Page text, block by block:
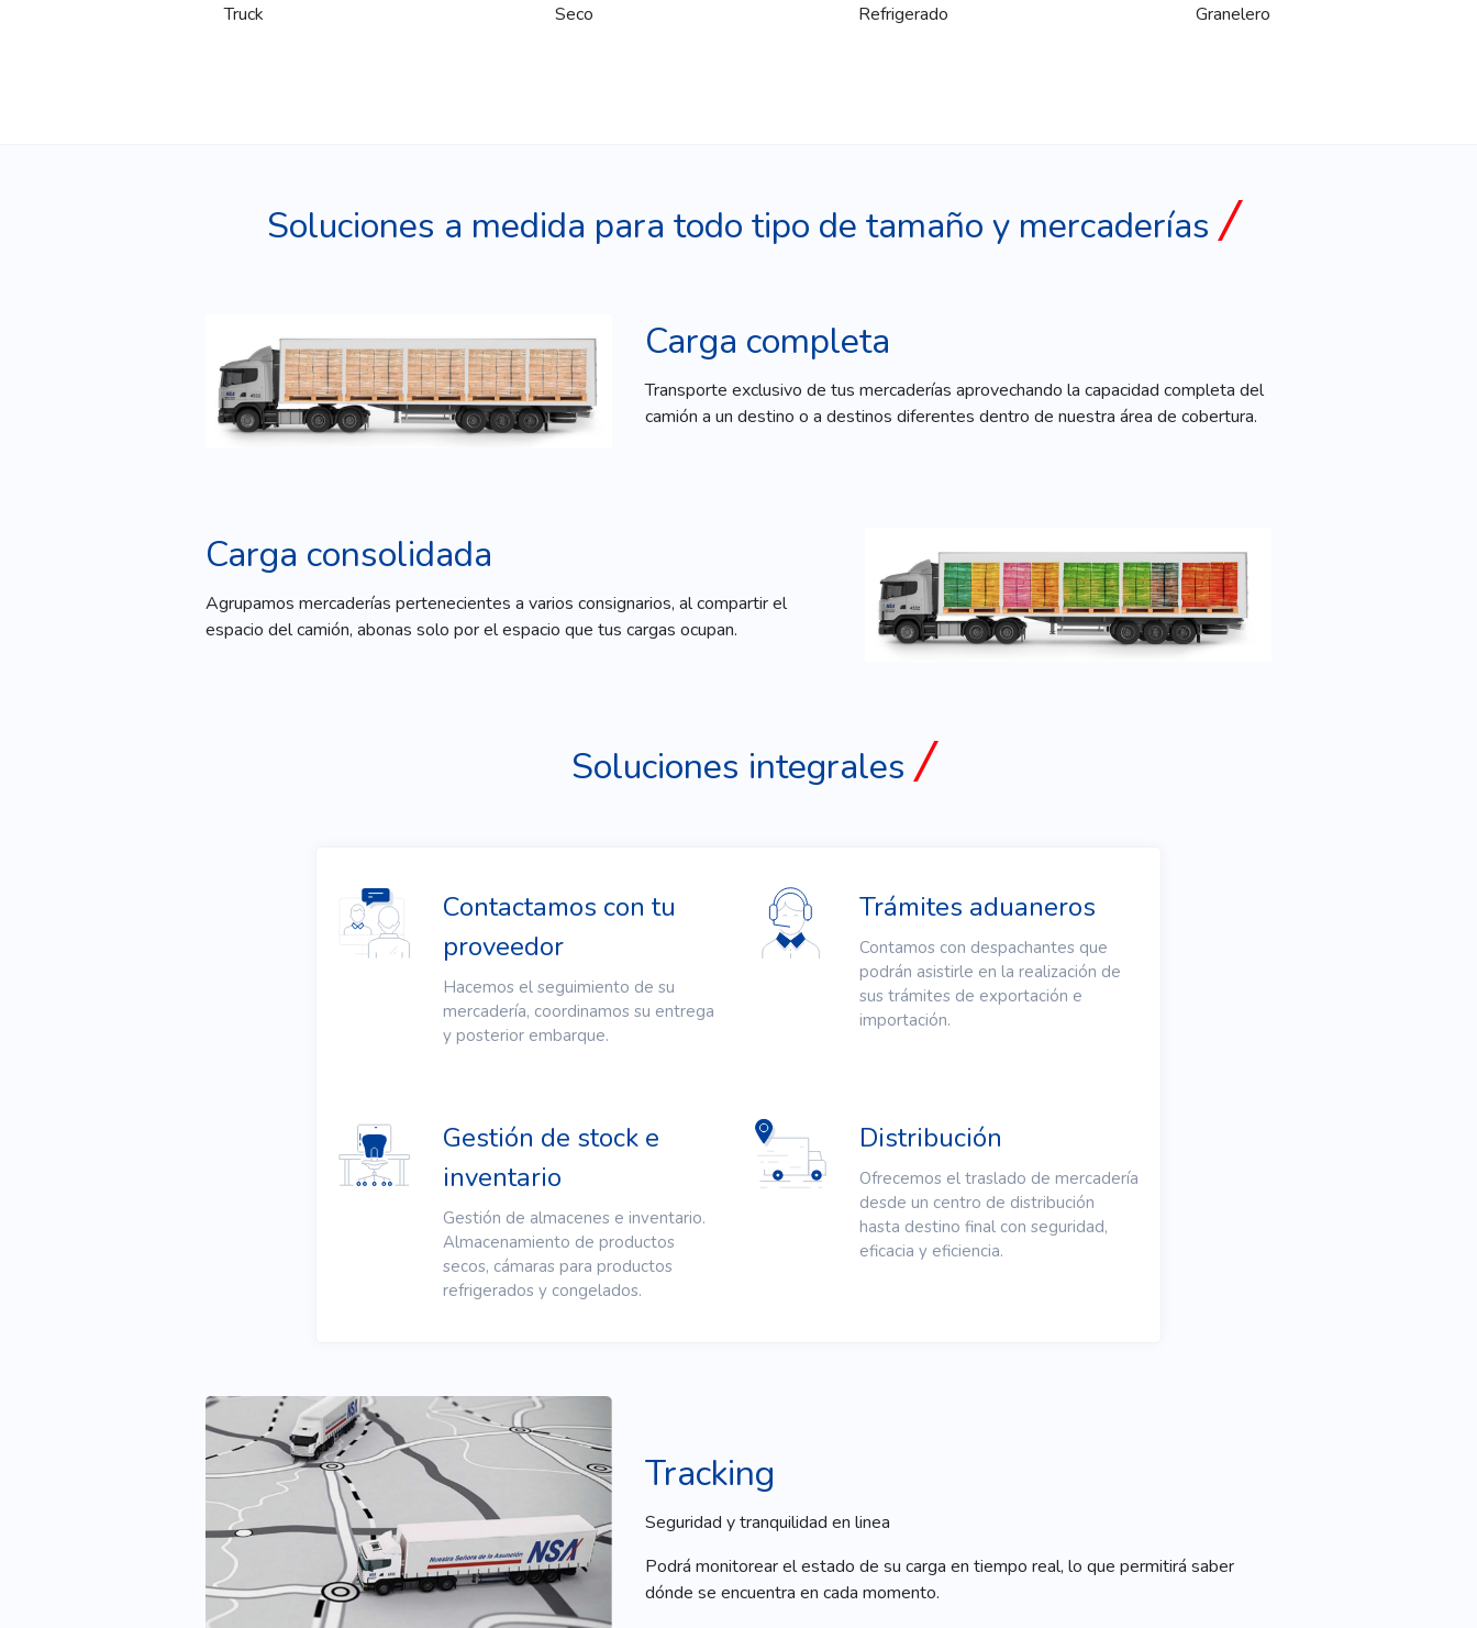
Truck Seco Refrigerado Granelero
Soluciones a medida para todo tipo de tamaño y mercaderías
Carga completa
Transporte exclusivo de tus mercaderías aprovechando la capacidad completa del
camión a un destino o a destinos diferentes dentro de nuestra área de cobertura.
Carga consolidada
Agrupamos mercaderías pertenecientes a varios consignarios, al compartir el
espacio del camión, abonas solo por el espacio que tus cargas ocupan.
Soluciones integrales
Contactamos con tu
proveedor
Hacemos el seguimiento de su
mercadería, coordinamos su entrega
y posterior embarque.
Trámites aduaneros
Contamos con despachantes que
podrán asistirle en la realización de
sus trámites de exportación e
importación.
Gestión de stock e
inventario
Gestión de almacenes e inventario.
Almacenamiento de productos
secos, cámaras para productos
refrigerados y congelados.
Distribución
Ofrecemos el traslado de mercadería
desde un centro de distribución
hasta destino final con seguridad,
eficacia y eficiencia.
Tracking
Seguridad y tranquilidad en linea
Podrá monitorear el estado de su carga en tiempo real, lo que permitirá saber
dónde se encuentra en cada momento.